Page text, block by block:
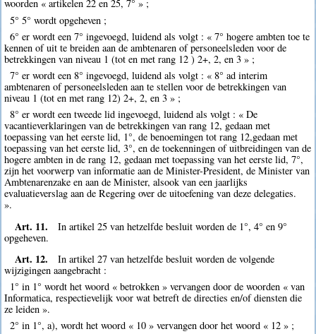
woorden « artikelen 22 en 25, 7° » ;
5° 5° wordt opgeheven ;
6° er wordt een 7° ingevoegd, luidend als volgt : « 7° hogere ambten toe te
kennen of uit te breiden aan de ambtenaren of personeelsleden voor de
betrekkingen van niveau 1 (tot en met rang 12 ) 2+, 2, en 3 » ;
7° er wordt een 8° ingevoegd, luidend als volgt : « 8° ad interim
ambtenaren of personeelsleden aan te stellen voor de betrekkingen van
niveau 1 (tot en met rang 12) 2+, 2, en 3 » ;
8° er wordt een tweede lid ingevoegd, luidend als volgt : « De
vacantieverklaringen van de betrekkingen van rang 12, gedaan met
toepassing van het eerste lid, 1°, de benoemingen tot rang 12,gedaan met
toepassing van het eerste lid, 3°, en de toekenningen of uitbreidingen van de
hogere ambten in de rang 12, gedaan met toepassing van het eerste lid, 7°,
zijn het voorwerp van informatie aan de Minister-President, de Minister van
Ambtenarenzake en aan de Minister, alsook van een jaarlijks
evaluatieverslag aan de Regering over de uitoefening van deze delegaties.
».
Art. 11.
In artikel 25 van hetzelfde besluit worden de 1°, 4° en 9°
opgeheven.
Art. 12.
In artikel 27 van hetzelfde besluit worden de volgende
wijzigingen aangebracht :
1° in 1° wordt het woord « betrokken » vervangen door de woorden « van
Informatica, respectievelijk voor wat betreft de directies en/of diensten die
ze leiden ».
2° in 1°, a), wordt het woord « 10 » vervangen door het woord « 12 » ;